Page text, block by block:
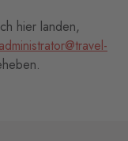
hier landen,
administrator@travel-